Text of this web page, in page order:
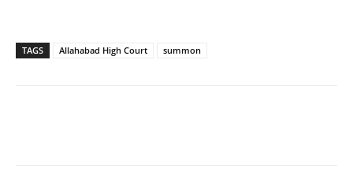
TAGS Allahabad High Court summon